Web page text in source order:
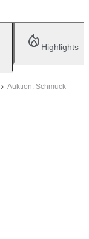
Highlights
Auktion: Schmuck